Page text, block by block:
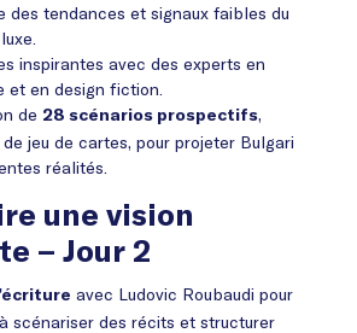
des tendances et signaux faibles du
inspirantes avec des experts en
et en design fiction.
de 28 scénarios prospectifs,
jeu de cartes, pour projeter Bulgari
réalités.
une vision
– Jour 2
avec Ludovic Roubaudi pour
scénariser des récits et structurer